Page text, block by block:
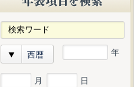
西暦 年
月 日